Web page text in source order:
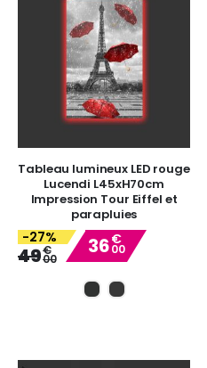
Tableau lumineux LED rouge
Lucendi L45xH70cm
Impression Tour Eiffel et
parapluies
-27%
49€
00
Special
Price
36€
00